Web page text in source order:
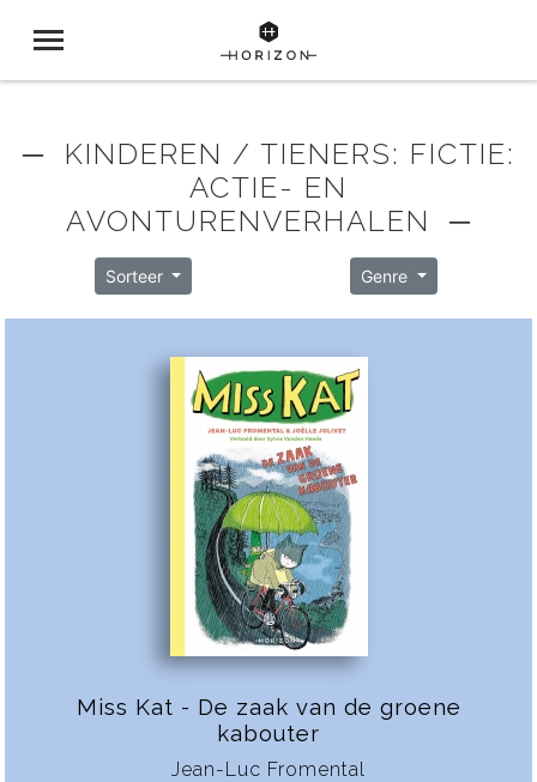
─ KINDEREN / TIENERS: FICTIE:
ACTIE- EN
AVONTURENVERHALEN ─
Sorteer Genre
Miss Kat - De zaak van de groene
kabouter
Jean-Luc Fromental